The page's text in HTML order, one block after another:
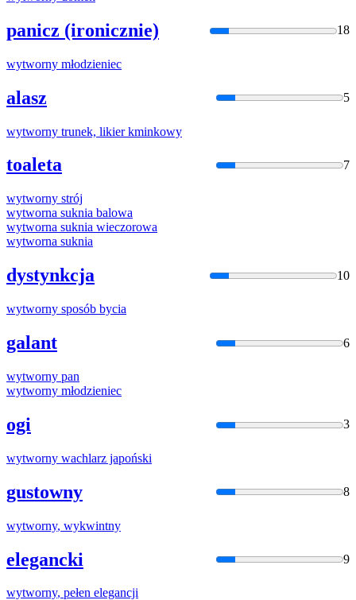
panicz (ironicznie) 18
wytworny młodzieniec
alasz 5
wytworny trunek, likier kminkowy
toaleta 7
wytworny strój
wytworna suknia balowa
wytworna suknia wieczorowa
wytworna suknia
dystynkcja 10
wytworny sposób bycia
galant 6
wytworny pan
wytworny młodzieniec
ogi 3
wytworny wachlarz japoński
gustowny 8
wytworny, wykwintny
elegancki 9
wytworny, pełen elegancji